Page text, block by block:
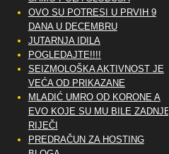
OVO SU POTRESI U PRVIH 9
DANA U DECEMBRU
JUTARNJA IDILA
POGLEDAJTE!!!!
SEIZMOLOŠKA AKTIVNOST JE
VEĆA OD PRIKAZANE
MLADIĆ UMRO OD KORONE A
EVO KOJE SU MU BILE ZADNJE
RIJEČI
PREDRAČUN ZA HOSTING